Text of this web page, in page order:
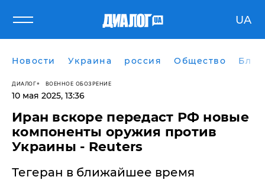
UA
Новости Украина россия Общество
ДИАЛОГ ВОЕННОЕ ОБОЗРЕНИЕ
10 мая 2025, 13:36
Иран вскоре передаст РФ новые
компоненты оружия против
Украины - Reuters
Тегеран в ближайшее время